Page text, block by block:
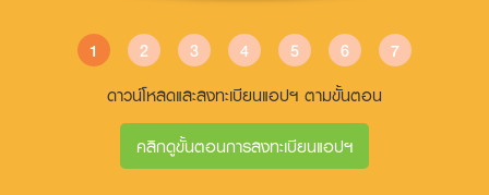
ดาวน์โหลดและลงทะเบียนแอปฯ ตามขั้นตอน
คลิกดูขั้นตอนการลงทะเบียนแอปฯ
1 2 3 4 5 6 7